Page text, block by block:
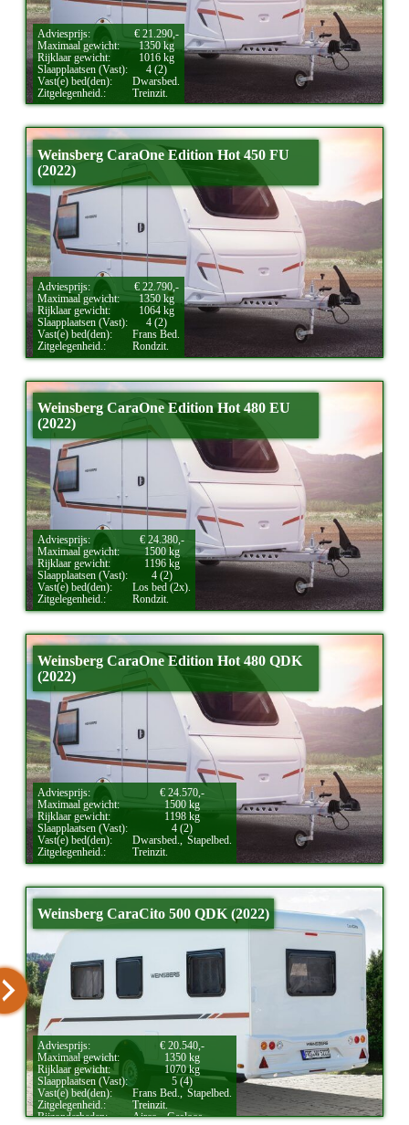
Adviesprijs:
€ 21.290,-
Maximaal gewicht:
1350 kg
Rijklaar gewicht:
1016 kg
Slaapplaatsen (Vast):
4 (2)
Vast(e) bed(den):
Dwarsbed.
Zitgelegenheid.:
Treinzit.
Weinsberg CaraOne Edition Hot 450 FU
(2022)
Adviesprijs:
€ 22.790,-
Maximaal gewicht:
1350 kg
Rijklaar gewicht:
1064 kg
Slaapplaatsen (Vast):
4 (2)
Vast(e) bed(den):
Frans Bed.
Zitgelegenheid.:
Rondzit.
Weinsberg CaraOne Edition Hot 480 EU
(2022)
Adviesprijs:
€ 24.380,-
Maximaal gewicht:
1500 kg
Rijklaar gewicht:
1196 kg
Slaapplaatsen (Vast):
4 (2)
Vast(e) bed(den):
Los bed (2x).
Zitgelegenheid.:
Rondzit.
Weinsberg CaraOne Edition Hot 480 QDK
(2022)
Adviesprijs:
€ 24.570,-
Maximaal gewicht:
1500 kg
Rijklaar gewicht:
1198 kg
Slaapplaatsen (Vast):
4 (2)
Vast(e) bed(den):
Dwarsbed., Stapelbed.
Zitgelegenheid.:
Treinzit.
Weinsberg CaraCito 500 QDK (2022)
Adviesprijs:
€ 20.540,-
Maximaal gewicht:
1350 kg
Rijklaar gewicht:
1070 kg
Slaapplaatsen (Vast):
5 (4)
Vast(e) bed(den):
Frans Bed., Stapelbed.
Zitgelegenheid.:
Treinzit.
Bijzonderheden:
Airco., Gasloos.